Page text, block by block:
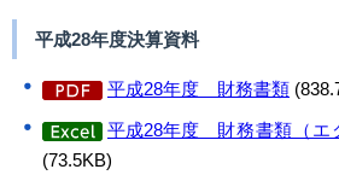
平成28年度決算資料
平成28年度 財務書類
平成28年度 財務書類（エ
(73.5KB)